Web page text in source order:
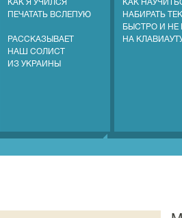
КАК Я УЧИЛСЯ
ПЕЧАТАТЬ ВСЛЕПУЮ
РАССКАЗЫВАЕТ
НАШ СОЛИСТ
ИЗ УКРАИНЫ
КАК
НАБИРАТЬ
БЫСТРО И НЕ
НА